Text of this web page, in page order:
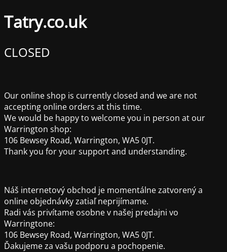
Tatry.co.uk
CLOSED
Our online shop is currently closed and we are not
accepting online orders at this time.
We would be happy to welcome you in person at our
Warrington shop:
106 Bewsey Road, Warrington, WA5 0JT.
Thank you for your support and understanding.
Náš internetový obchod je momentálne zatvorený a
online objednávky zatiaľ neprijímame.
Radi vás privítame osobne v našej predajni vo
Warringtone:
106 Bewsey Road, Warrington, WA5 0JT.
Ďakujeme za vašu podporu a pochopenie.